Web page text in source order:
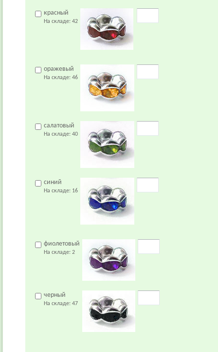
красный
На складе: 42
оражевый
На складе: 46
салатовый
На складе: 40
синий
На складе: 16
фиолетовый
На складе: 2
черный
На складе: 47